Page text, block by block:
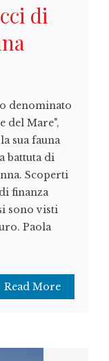
di
denominato
del Mare",
sua fauna
battuta di
Scoperti
finanza
sono visti
Paola
Read More